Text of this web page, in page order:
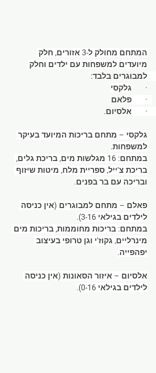
המתחם מחולק ל-3 אזורים, חלק
מיועדים למשפחות עם ילדים וחלק
למבוגרים בלבד:
· גלקסי
· פלאם
· אלסיום.
גלקסי – מתחם בריכות המיועד בעיקר
למשפחות.
במתחם: 16 מגלשות מים, בריכת גלים,
בריכת צ'ייל, ספריית מלח, מיטות שיזוף
ובריכה עם בר בפנים.
פאלם – מתחם למבוגרים (אין כניסה
לילדים בגילאי 3-16).
במתחם: בריכות מחוממות, בריכות מים
מינרליים, גקוז'י וגן טרופי בעיצוב
יפהפייה.
אלסיום – איזור הסאונות (אין כניסה
לילדים בגילאי 0-16).